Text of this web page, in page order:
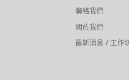
聯絡我們
關於我們
最新消息 / 工作